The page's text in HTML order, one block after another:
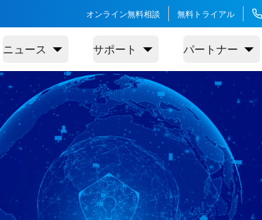
オンライン無料相談 無料トライアル
ニュース サポート パートナー